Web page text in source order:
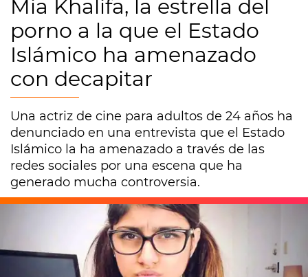
Mia Khalifa, la estrella del
porno a la que el Estado
Islámico ha amenazado
con decapitar
Una actriz de cine para adultos de 24 años ha
denunciado en una entrevista que el Estado
Islámico la ha amenazado a través de las
redes sociales por una escena que ha
generado mucha controversia.